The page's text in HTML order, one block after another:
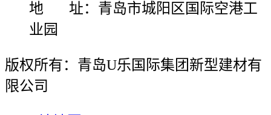
地 址：青岛市城阳区国际空港工
业园
版权所有：青岛U乐国际集团新型建材有
限公司